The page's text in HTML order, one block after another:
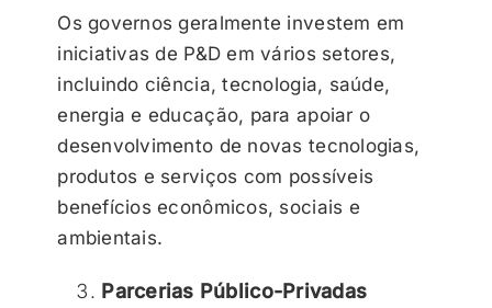
Os governos geralmente investem em
iniciativas de P&D em vários setores,
incluindo ciência, tecnologia, saúde,
energia e educação, para apoiar o
desenvolvimento de novas tecnologias,
produtos e serviços com possíveis
benefícios econômicos, sociais e
ambientais.
Parcerias Público-Privadas